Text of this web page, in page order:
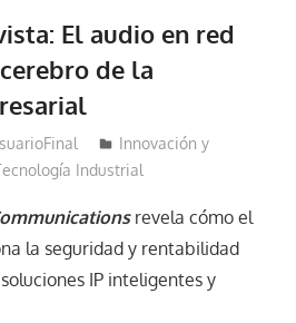
El audio en red
de la
Innovación y
Industrial
revela cómo el
la seguridad y rentabilidad
IP inteligentes y